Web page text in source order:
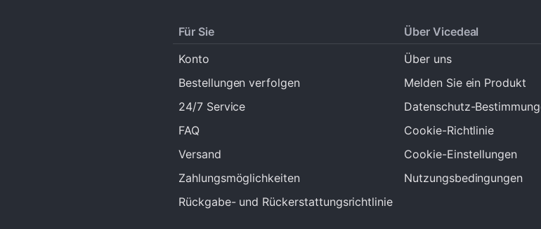
Für Sie
Konto
Bestellungen verfolgen
24/7 Service
FAQ
Versand
Zahlungsmöglichkeiten
Rückgabe- und Rückerstattungsrichtlinie
Über Vicedeal
Über uns
Melden Sie ein Produkt
Datenschutz-
Cookie-Richtlinie
Cookie-Einstellungen
Nutzungsbedingungen